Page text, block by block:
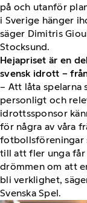
på och utanför
i Sverige hänger
säger Dimitris
Stocksund.
Hejapriset är en
svensk idrott –
– Att låta spelarna
personligt och
idrottssponsor
för några av våra
fotbollsföreningar
till att fler unga
drömmen om att
bli verklighet,
Svenska Spel.